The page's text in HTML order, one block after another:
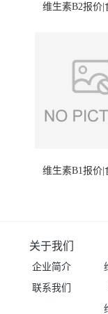
维生素B2报价|
维生素B1报价|
关于我们
企业简介
联系我们